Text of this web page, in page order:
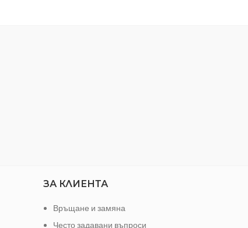
ЗА КЛИЕНТА
Връщане и замяна
Често задавани въпроси